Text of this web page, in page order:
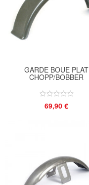
GARDE BOUE PLAT
CHOPP/BOBBER
69,90 €